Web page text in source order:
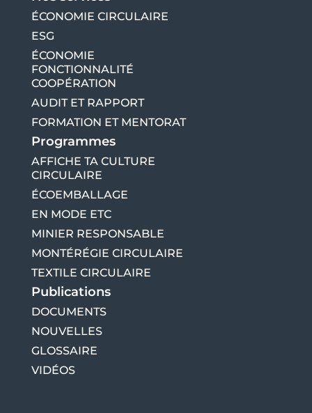
ÉCONOMIE CIRCULAIRE
ESG
ÉCONOMIE
FONCTIONNALITÉ
COOPÉRATION
AUDIT ET RAPPORT
FORMATION ET MENTORAT
Programmes
AFFICHE TA CULTURE
CIRCULAIRE
ÉCOEMBALLAGE
EN MODE ETC
MINIER RESPONSABLE
MONTÉRÉGIE CIRCULAIRE
TEXTILE CIRCULAIRE
Publications
DOCUMENTS
NOUVELLES
GLOSSAIRE
VIDÉOS